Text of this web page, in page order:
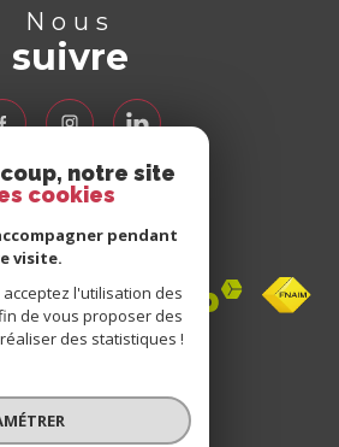
Nous
suivre
Nous
clients
notre site
cookies
pendant
visite.
l'utilisation des
de vous proposer des
des statistiques !